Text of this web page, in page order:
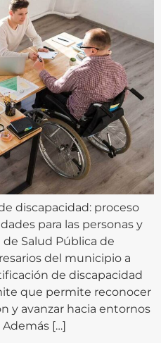
discapacidad: proceso
para las personas y
de Salud Pública de
del municipio a
de discapacidad
que permite reconocer
y avanzar hacia entornos
[…]